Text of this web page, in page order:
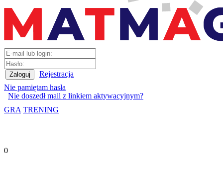
Rejestracja
Nie pamiętam hasła
Nie doszedł mail z linkiem aktywacyjnym?
GRA TRENING
0